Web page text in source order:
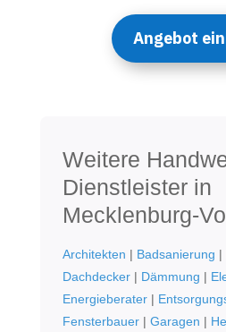
Angebot
Weitere
Dienstleister in
Mecklenburg-
Architekten | Badsanierung |
Dachdecker| Dämmung |
Energieberater|
Fensterbauer| Garagen |